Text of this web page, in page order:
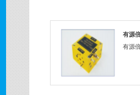
有源
有源